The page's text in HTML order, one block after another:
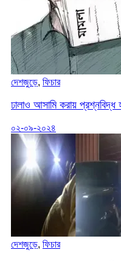
দেশজুড়ে, ফিচার
ঢালাও আসামি করায় প্রশ্নবিদ্ধ
০২-০৯-২০২৪
দেশজুড়ে, ফিচার